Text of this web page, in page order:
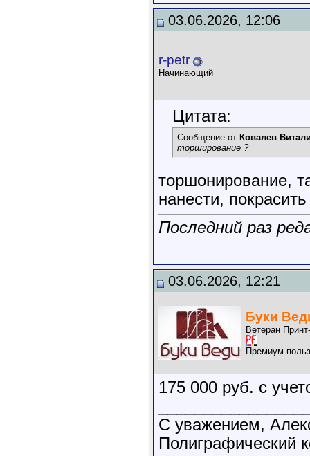
03.06.2026, 12:06
r-petr
Начинающий
Цитата:
Сообщение от Ковалев
торширование ?
торшонирование,
нанести, покрасить
Последний раз
03.06.2026, 12:21
Буки
Ветеран
Премиум-
175 000 руб. с
С уважением,
Полиграфический